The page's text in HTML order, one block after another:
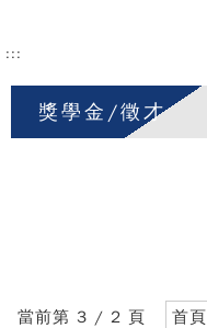
:::
獎學金/徵才
當前第 3 / 2 頁 首頁